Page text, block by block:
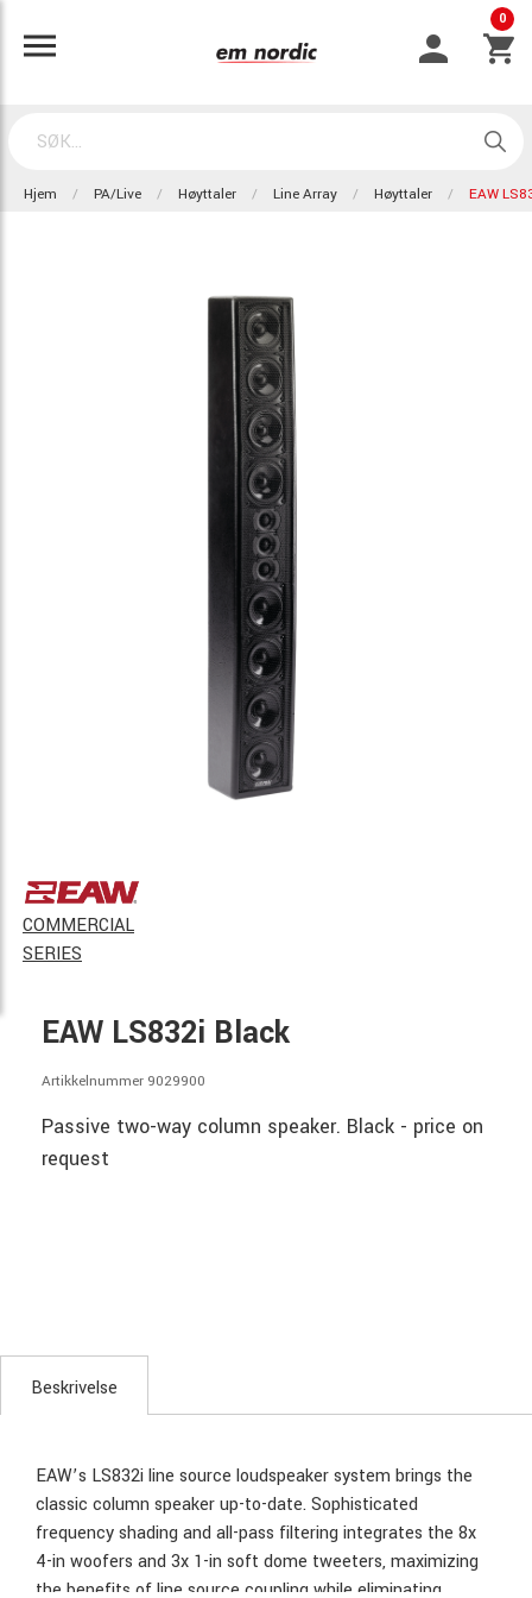
0
Hjem PA/Live Høyttaler Line Array Høyttaler EAW
COMMERCIAL
SERIES
EAW LS832i Black
Artikkelnummer 9029900
Passive two-way column speaker. Black - price on
request
Beskrivelse
EAW’s LS832i line source loudspeaker system brings the
classic column speaker up-to-date. Sophisticated
frequency shading and all-pass filtering integrates the 8x
4-in woofers and 3x 1-in soft dome tweeters, maximizing
the benefits of line source coupling while eliminating